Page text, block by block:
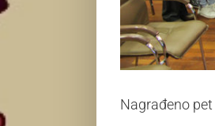
Nagrađeno